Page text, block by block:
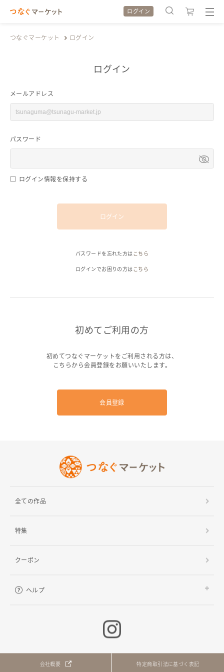
カテゴリから探す
特集から探す
全ての作品をみる
カテゴリから探す
特集から探す
全ての作品をみる
ログイン
つなぐマーケット ログイン
ログイン
メールアドレス
パスワード
ログイン情報を保持する
ログイン
パスワードを忘れた方は こちら
ログインでお困りの方は こちら
初めてご利用の方
初めてつなぐマーケットをご利用される方は、
こちらから会員登録をお願いいたします。
会員登録
全ての作品
特集
クーポン
ヘルプ
会社概要 特定商取引法に基づく表記